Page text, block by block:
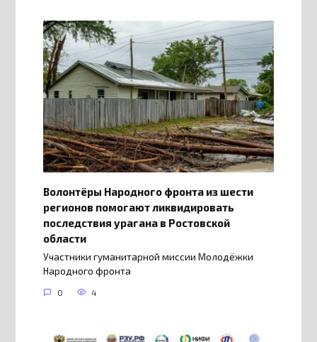
Волонтёры Народного фронта из шести
регионов помогают ликвидировать
последствия урагана в Ростовской
области
Участники гуманитарной миссии Молодёжки
Народного фронта
0 4